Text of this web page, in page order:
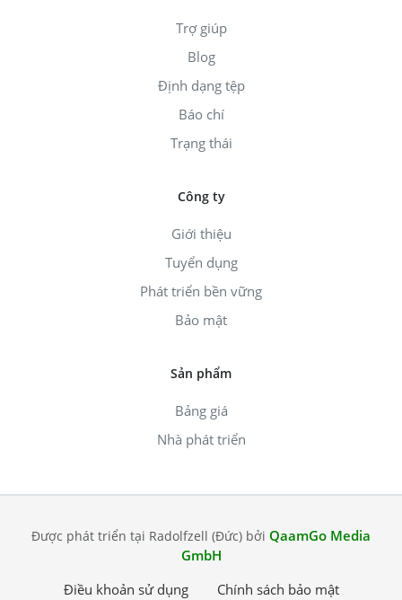
Trợ giúp
Blog
Định dạng tệp
Báo chí
Trạng thái
Công ty
Giới thiệu
Tuyển dụng
Phát triển bền vững
Bảo mật
Sản phẩm
Bảng giá
Nhà phát triển
Được phát triển tại Radolfzell (Đức) bởi QaamGo Media
GmbH
Điều khoản sử dụng
Chính sách bảo mật